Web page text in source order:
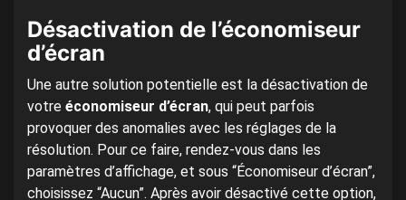
Désactivation de l’économiseur
d’écran
Une autre solution potentielle est la désactivation de
votre économiseur d’écran, qui peut parfois
provoquer des anomalies avec les réglages de la
résolution. Pour ce faire, rendez-vous dans les
paramètres d’affichage, et sous “Économiseur d’écran”,
choisissez “Aucun”. Après avoir désactivé cette option,